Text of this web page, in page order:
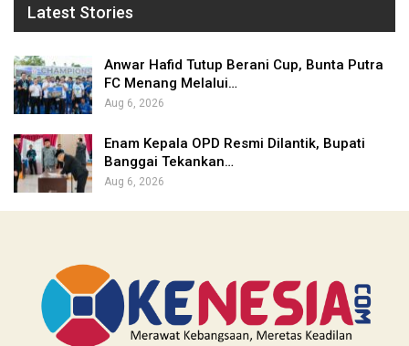
Latest Stories
Anwar Hafid Tutup Berani Cup, Bunta Putra
FC Menang Melalui…
Aug 6, 2026
Enam Kepala OPD Resmi Dilantik, Bupati
Banggai Tekankan…
Aug 6, 2026